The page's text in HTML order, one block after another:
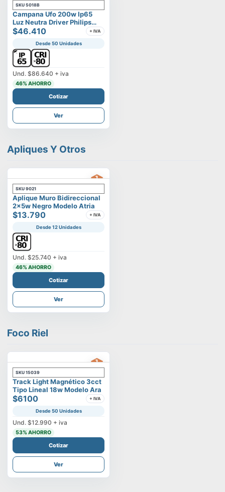
SKU 5018B
Campana Ufo 200w Ip65
Luz Neutra Driver Philips
Modelo Eltanin
$46.410 + IVA
Desde 50 Unidades
Und. $86.640 + iva
46% AHORRO
Cotizar
Ver
Apliques Y Otros
SKU 9021
Aplique Muro Bidireccional
2x5w Negro Modelo Atria
$13.790 + IVA
Desde 12 Unidades
Und. $25.740 + iva
46% AHORRO
Cotizar
Ver
Foco Riel
SKU 15039
Track Light Magnético 3cct
Tipo Lineal 18w Modelo Ara
$6100 + IVA
Desde 50 Unidades
Und. $12.990 + iva
53% AHORRO
Cotizar
Ver